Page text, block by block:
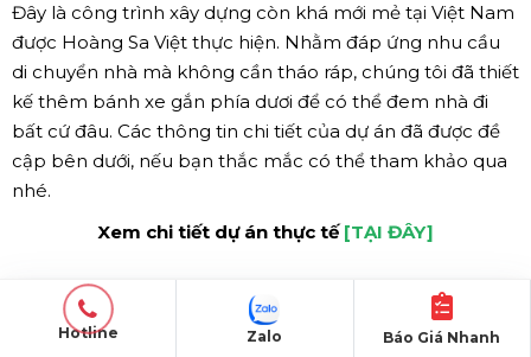
Đây là công trình xây dựng còn khá mới mẻ tại Việt Nam
được Hoàng Sa Việt thực hiện. Nhằm đáp ứng nhu cầu
di chuyển nhà mà không cần tháo ráp, chúng tôi đã thiết
kế thêm bánh xe gắn phía dươi để có thể đem nhà đi
bất cứ đâu. Các thông tin chi tiết của dự án đã được đề
cập bên dưới, nếu bạn thắc mắc có thể tham khảo qua
nhé.
Xem chi tiết dự án thực tế [TẠI ĐÂY]
Hotline Báo Giá Nhanh
Zalo